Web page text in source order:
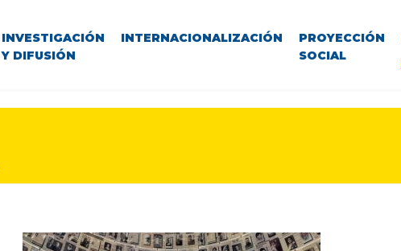
INVESTIGACIÓN
Y DIFUSIÓN
INTERNACIONALIZACIÓN
PROYECCIÓN
SOCIAL